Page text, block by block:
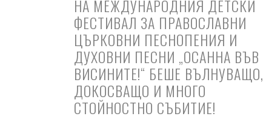
НА МЕЖДУНАРОДНИЯ ДЕТСКИ
ФЕСТИВАЛ ЗА ПРАВОСЛАВНИ
ЦЪРКОВНИ ПЕСНОПЕНИЯ И
ДУХОВНИ ПЕСНИ „ОСАННА ВЪВ
ВИСИНИТЕ!“ БЕШЕ ВЪЛНУВАЩО,
ДОКОСВАЩО И МНОГО
СТОЙНОСТНО СЪБИТИЕ!